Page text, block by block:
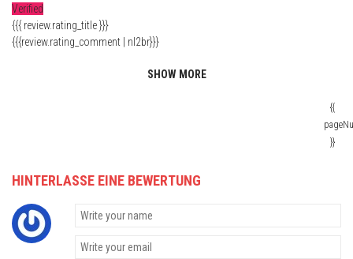
Verified
{{{ review.rating_title }}}
{{{review.rating_comment | nl2br}}}
SHOW MORE
{{
}}
HINTERLASSE EINE BEWERTUNG